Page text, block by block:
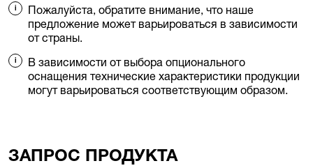
Пожалуйста, обратите внимание, что наше
предложение может варьироваться в зависимости
от страны.
В зависимости от выбора опционального
оснащения технические характеристики продукции
могут варьироваться соответствующим образом.
ЗАПРОС ПРОДУКТА